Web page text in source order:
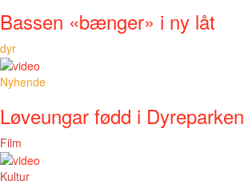
Bassen «bænger» i ny låt
dyr
Nyhende
Løveungar fødd i Dyreparken
Film
Kultur